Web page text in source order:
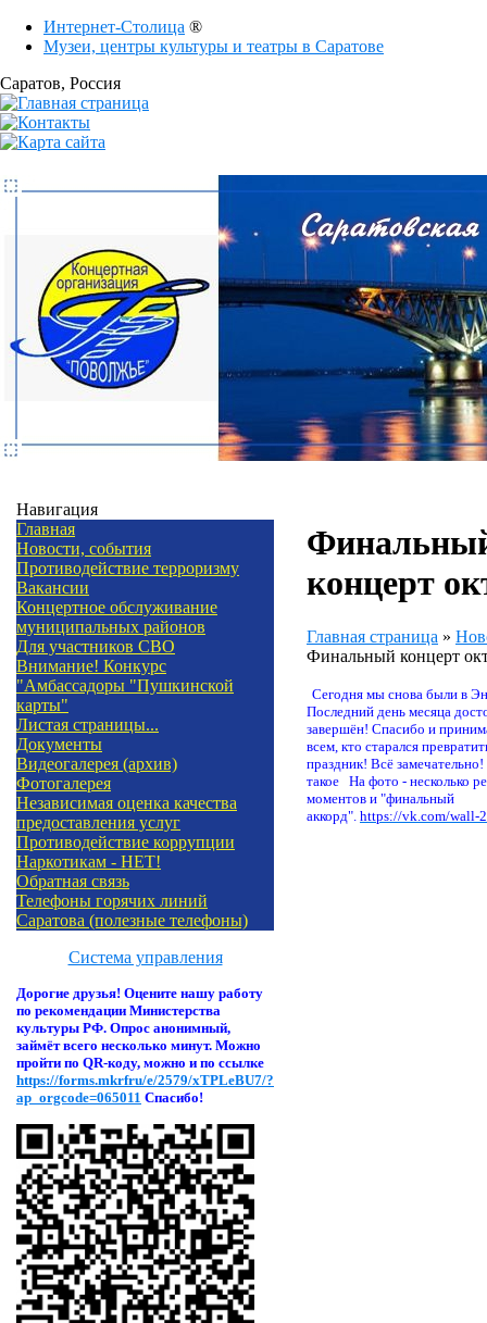
Интернет-Столица ®
Музеи, центры культуры и театры в Саратове
Саратов, Россия
Навигация
Главная
Новости, события
Противодействие терроризму
Вакансии
Концертное обслуживание
муниципальных районов
Для участников СВО
Внимание! Конкурс
"Амбассадоры "Пушкинской
карты"
Листая страницы...
Документы
Видеогалерея (архив)
Фотогалерея
Независимая оценка качества
предоставления услуг
Противодействие коррупции
Наркотикам - НЕТ!
Обратная связь
Телефоны горячих линий
Саратова (полезные телефоны)
Система управления
Дорогие друзья! Оцените нашу работу
по рекомендации Министерства
культуры РФ. Опрос анонимный,
займёт всего несколько минут. Можно
пройти по QR-коду, можно и по ссылке
https://forms.mkrfru/e/2579/xTPLeBU7/?
ap_orgcode=065011 Спасибо!
концерт
Главная страница »
Финальный концерт
Сегодня мы снова были в
Последний день месяца
завершён! Спасибо и
всем, кто старался
праздник! Всё
такое На фото - несколько
моментов и "финальный
аккорд". https://vk.com/wall-